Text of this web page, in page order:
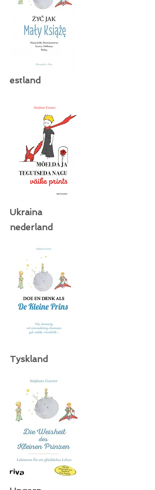
estland
Ukraina
nederland
Tyskland